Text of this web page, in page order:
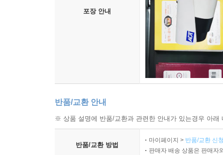
6장 「거듭난 태아 : 신제국주의, 복음주의 우파,
충동으로 주의를 돌린다. 개인적인 거듭남, 신앙,
그리고 신자유주의적이고 신근본주의적인 생명
오늘날 대부분의 한국 사람은 병원에서 태어나
생명을 이윤이자 잉여로 취급하는 시대에 살고 있
박근혜의 줄기세포 주사룰 비롯한 최근의 사건
알려준다는 사실을 이해하게 된다. 세월호, 메르
공범이다”라고 외칠 때 그 기업들은 어떤 체제
포장 안내
반품/교환 안내
※ 상품 설명에 반품/교환과 관련한 안내가 있는경우 아
반품/교환 방법
마이페이지 > 반품/교환 신
판매자 배송 상품은 판매자